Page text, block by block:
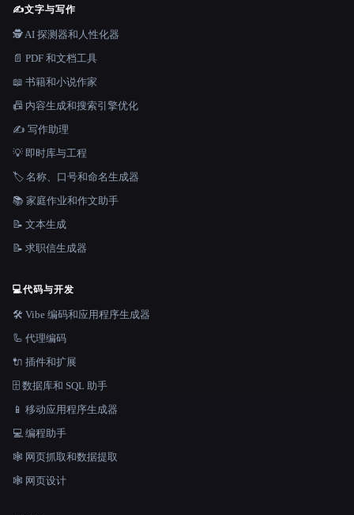
✍️文字与写作
🕵️ AI 探测器和人性化器
📄 PDF 和文档工具
📖 书籍和小说作家
📠 内容生成和搜索引擎优化
✍️ 写作助理
💡 即时库与工程
🏷️ 名称、口号和命名生成器
📚 家庭作业和作文助手
📝 文本生成
📝 求职信生成器
💻代码与开发
🛠️ Vibe 编码和应用程序生成器
🦾 代理编码
🔌 插件和扩展
🗄️ 数据库和 SQL 助手
📱 移动应用程序生成器
💻 编程助手
🕸️ 网页抓取和数据提取
🕸 网页设计